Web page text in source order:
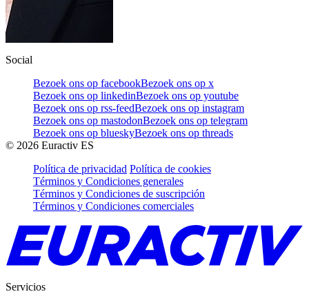
Social
Bezoek ons op facebookBezoek ons op x
Bezoek ons op linkedinBezoek ons op youtube
Bezoek ons op rss-feedBezoek ons op instagram
Bezoek ons op mastodonBezoek ons op telegram
Bezoek ons op blueskyBezoek ons op threads
© 2026 Euractiv ES
Política de privacidad Política de cookies
Términos y Condiciones generales
Términos y Condiciones de suscripción
Términos y Condiciones comerciales
Servicios